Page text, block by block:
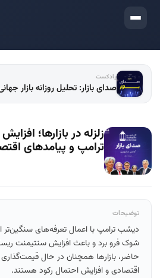
ورود
پادکست
صدای بازار: تحلیل روزانه بازار
زلزله در بازارها؛
ترامپ و پیامدهای
توضیحات
دیشب ترامپ با اعمال تعرفه‌های سنگین‌تر از
شوک فرو برد و باعث افزایش سنتیمنت
حاضر، بازارها همچنان در حال
اقتصادی و افزایش احتمال رکود هستند.